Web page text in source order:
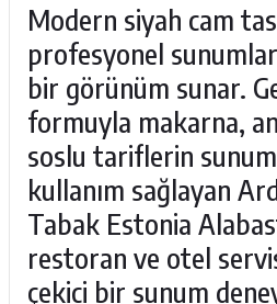
Modern siyah cam
profesyonel
bir görünüm sunar.
formuyla makarna,
soslu tariflerin
kullanım sağlayan
Tabak Estonia
restoran ve otel
çekici bir sunum